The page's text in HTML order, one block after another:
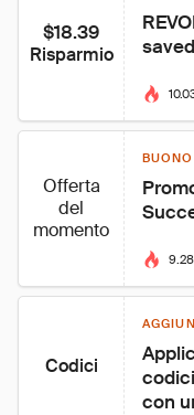
$18.39
Risparmio
Offerta
del
momento
BUONO
Codici
con